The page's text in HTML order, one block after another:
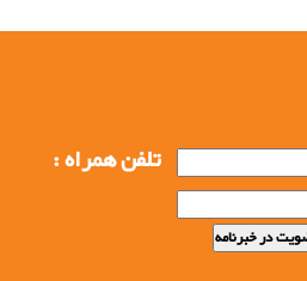
تلفن همراه :